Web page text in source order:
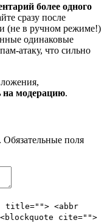
более одного
сразу после
(не в ручном режиме!)
одинаковые
атаку, что сильно
на модерацию.
Обязательные поля
title=""> <abbr
cite="">